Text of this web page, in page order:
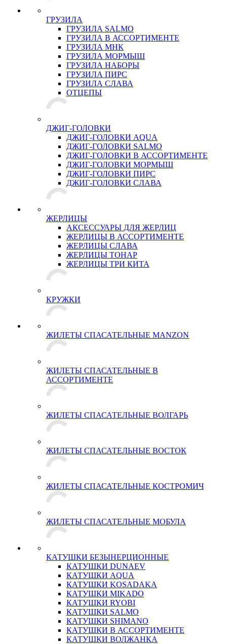
ГРУЗИЛА
ГРУЗИЛА SALMO
ГРУЗИЛА В АССОРТИМЕНТЕ
ГРУЗИЛА МНК
ГРУЗИЛА МОРМЫШ
ГРУЗИЛА НАБОРЫ
ГРУЗИЛА ПИРС
ГРУЗИЛА СЛАВА
ОТЦЕПЫ
ДЖИГ-ГОЛОВКИ
ДЖИГ-ГОЛОВКИ AQUA
ДЖИГ-ГОЛОВКИ SALMO
ДЖИГ-ГОЛОВКИ В АССОРТИМЕНТЕ
ДЖИГ-ГОЛОВКИ МОРМЫШ
ДЖИГ-ГОЛОВКИ ПИРС
ДЖИГ-ГОЛОВКИ СЛАВА
ЖЕРЛИЦЫ
АКСЕССУАРЫ ДЛЯ ЖЕРЛИЦ
ЖЕРЛИЦЫ В АССОРТИМЕНТЕ
ЖЕРЛИЦЫ СЛАВА
ЖЕРЛИЦЫ ТОНАР
ЖЕРЛИЦЫ ТРИ КИТА
КРУЖКИ
ЖИЛЕТЫ СПАСАТЕЛЬНЫЕ MANZON
ЖИЛЕТЫ СПАСАТЕЛЬНЫЕ В
АССОРТИМЕНТЕ
ЖИЛЕТЫ СПАСАТЕЛЬНЫЕ ВОЛГАРЬ
ЖИЛЕТЫ СПАСАТЕЛЬНЫЕ ВОСТОК
ЖИЛЕТЫ СПАСАТЕЛЬНЫЕ КОСТРОМИЧ
ЖИЛЕТЫ СПАСАТЕЛЬНЫЕ МОБУЛА
КАТУШКИ БЕЗЫНЕРЦИОННЫЕ
КАТУШКИ DUNAEV
КАТУШКИ AQUA
КАТУШКИ KOSADAKA
КАТУШКИ MIKADO
КАТУШКИ RYOBI
КАТУШКИ SALMO
КАТУШКИ SHIMANO
КАТУШКИ В АССОРТИМЕНТЕ
КАТУШКИ ВОЛЖАНКА